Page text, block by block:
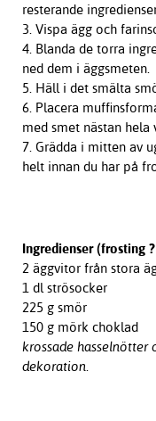
resterande
3. Vispa ägg och
4. Blanda de torra
ned dem i äggsmeten.
5. Häll i det smälta
6. Placera
med smet nästan
7. Grädda i mitten av
helt innan du har på
Ingredienser (frosting
2 äggvitor från stora
1 dl strösocker
225 g smör
150 g mörk choklad
krossade hasselnötter
dekoration.